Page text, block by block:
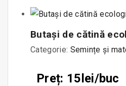
Butași de cătină
Categorie: Semințe și
Preț: 15lei/buc